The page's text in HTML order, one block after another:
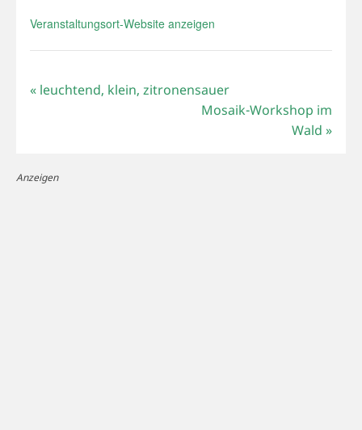
Veranstaltungsort-Website anzeigen
«leuchtend, klein, zitronensauer
Mosaik-Workshop im
Wald»
Anzeigen